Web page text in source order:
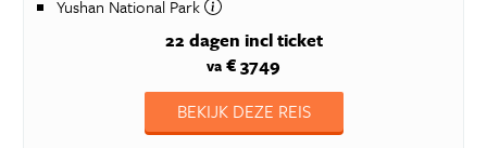
Yushan National Park
22 dagen incl ticket
va € 3749
BEKIJK DEZE REIS